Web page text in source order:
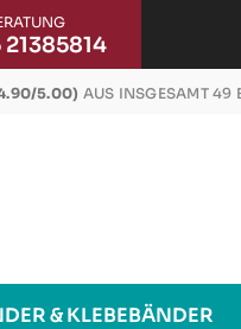
5.00) AUS INSGESAMT 49
& KLEBEBÄNDER